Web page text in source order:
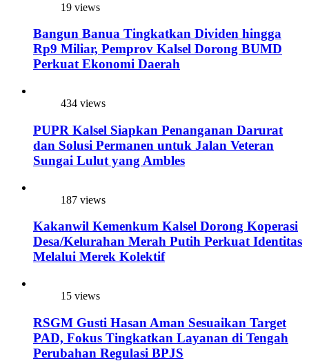
19 views
Bangun Banua Tingkatkan Dividen hingga
Rp9 Miliar, Pemprov Kalsel Dorong BUMD
Perkuat Ekonomi Daerah
434 views
PUPR Kalsel Siapkan Penanganan Darurat
dan Solusi Permanen untuk Jalan Veteran
Sungai Lulut yang Ambles
187 views
Kakanwil Kemenkum Kalsel Dorong Koperasi
Desa/Kelurahan Merah Putih Perkuat Identitas
Melalui Merek Kolektif
15 views
RSGM Gusti Hasan Aman Sesuaikan Target
PAD, Fokus Tingkatkan Layanan di Tengah
Perubahan Regulasi BPJS